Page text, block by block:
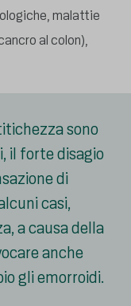
malattie
al colon),
sono
il forte disagio
di
casi,
a causa della
anche
gli emorroidi.